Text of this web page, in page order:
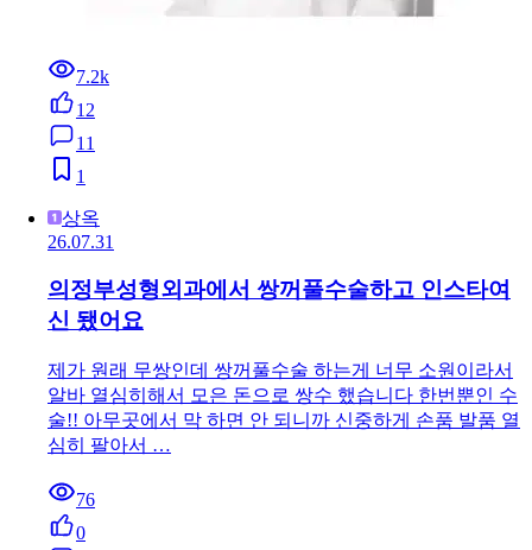
7.2k
12
11
1
상옥
26.07.31
의정부성형외과에서 쌍꺼풀수술하고 인스타여
신 됐어요
제가 원래 무쌍인데 쌍꺼풀수술 하는게 너무 소원이라서
알바 열심히해서 모은 돈으로 쌍수 했습니다 한번뿐인 수
술!! 아무곳에서 막 하면 안 되니까 신중하게 손품 발품 열
심히 팔아서 …
76
0